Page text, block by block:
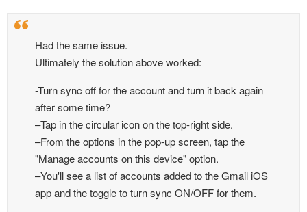
Had the same issue.
Ultimately the solution above worked:
-Turn sync off for the account and turn it back again
after some time?
–Tap in the circular icon on the top-right side.
–From the options in the pop-up screen, tap the
"Manage accounts on this device" option.
–You'll see a list of accounts added to the Gmail iOS
app and the toggle to turn sync ON/OFF for them.